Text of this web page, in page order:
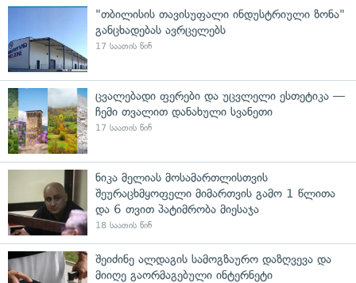
"თბილისის თავისუფალი ინდუსტრიული ზონა"
განცხადებას ავრცელებს
17 საათის წინ
ცვალებადი ფერები და უცვლელი ესთეტიკა —
ჩემი თვალით დანახული სვანეთი
17 საათის წინ
ნიკა მელიას მოსამართლისთვის
შეურაცხმყოფელი მიმართვის გამო 1 წლითა
და 6 თვით პატიმრობა მიესაჯა
18 საათის წინ
შეიძინე ალდაგის სამოგზაურო დაზღვევა და
მიიღე გაორმაგებული ინტერნეტი